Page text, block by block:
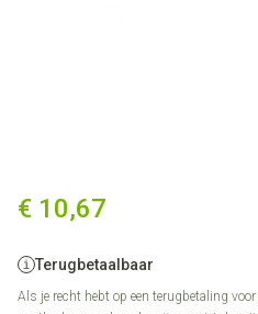
€ 10,67
Terugbetaalbaar
Als je recht hebt op een terugbetaling